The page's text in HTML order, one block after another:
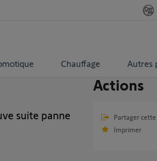
Chauffage Autres
suite panne
Actions
Partager
Imprimer